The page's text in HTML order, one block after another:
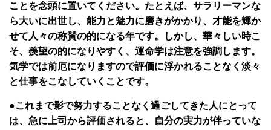
ことを念頭に置いてください。たとえば、サラリーマンな
ら大いに出世し、能力と魅力に磨きがかかり、才能を輝か
せて人々の称賛の的になる年です。しかし、華々しい時こ
そ、羨望の的になりやすく、運命学は注意を強調します。
気学では前厄になりますので評価に浮かれることなく淡々
と仕事をこなしていくことです。
●これまで影で努力することなく過ごしてきた人にとって
は、急に上司から評価されると、自分の実力が伴っていな